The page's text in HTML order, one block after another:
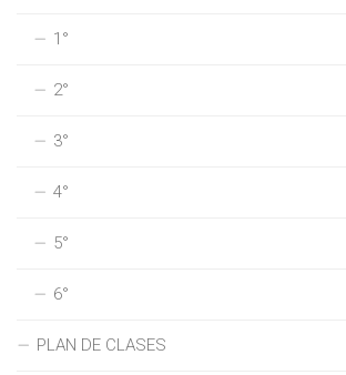
1°
2°
3°
4°
5°
6°
PLAN DE CLASES